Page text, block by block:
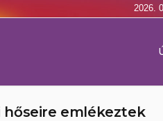
2026.
hőseire emlékeztek